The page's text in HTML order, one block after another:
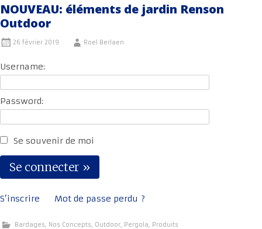
NOUVEAU: éléments de jardin Renson
Outdoor
26 février 2019 Roel Berlaen
Username:
Password:
Se souvenir de moi
S’inscrire Mot de passe perdu ?
Bardages, Nos Concepts, Outdoor, Pergola, Produits